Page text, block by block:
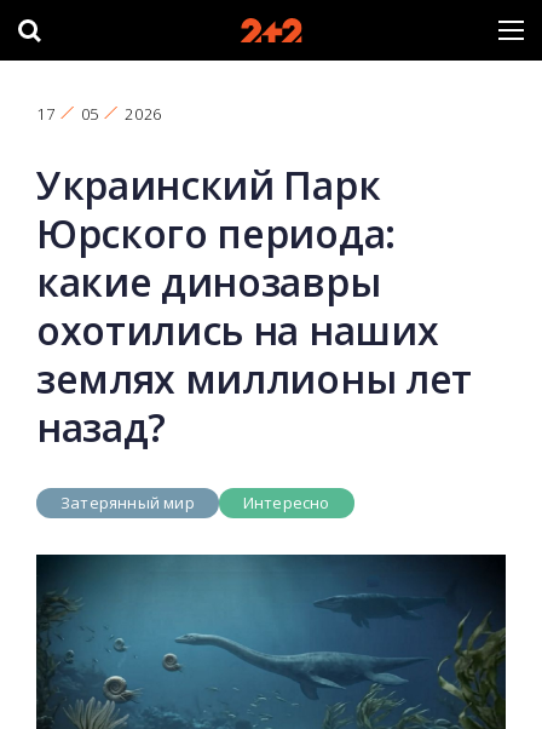
17 05 2026
Украинский Парк
Юрского периода:
какие динозавры
охотились на наших
землях миллионы лет
назад?
Затерянный мир Интересно